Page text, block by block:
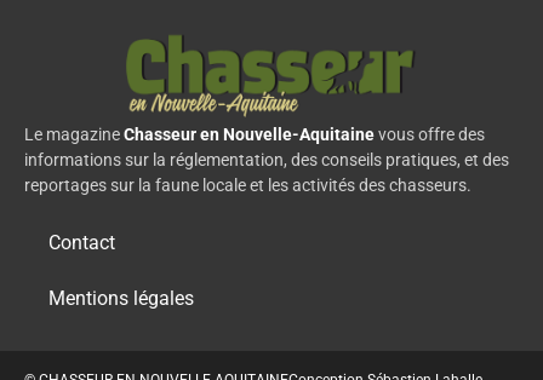
Le magazineChasseur en Nouvelle-Aquitainevous offre des
informations sur la réglementation, des conseils pratiques, et des
reportages sur la faune locale et les activités des chasseurs.
Contact
Mentions légales